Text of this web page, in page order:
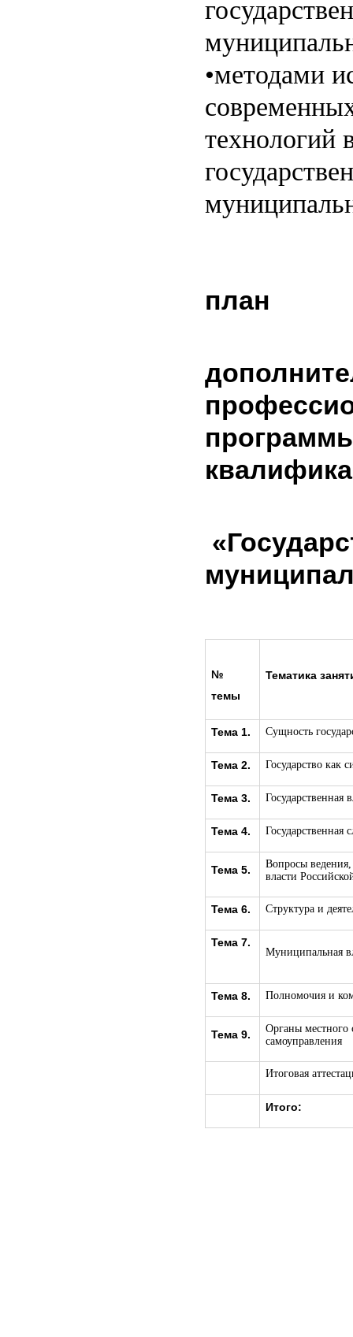
•методами
технологий
план
№
темы
Тематика
Тема 1. Сущность
Тема 2. Государство как
Тема 3. Государственная
Тема 4. Государственная
Тема 5.
Вопросы
власти
Тема 6. Структура и
Тема 7.
Муниципальная
Тема 8. Полномочия и
Тема 9.
Органы местного
самоуправления
Итоговая
Итого: